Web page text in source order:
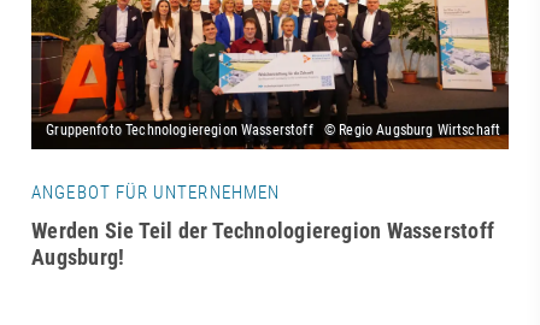
ANGEBOT FÜR UNTERNEHMEN
Werden Sie Teil der Technologieregion Wasserstoff
Augsburg!